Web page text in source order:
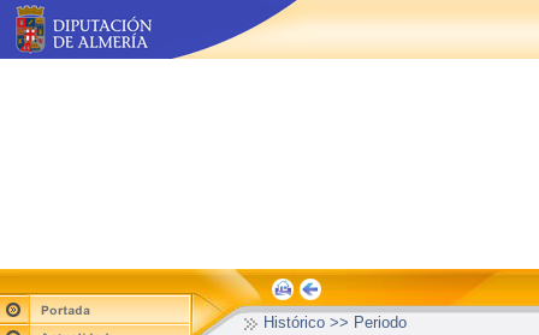
Histórico >> Periodo